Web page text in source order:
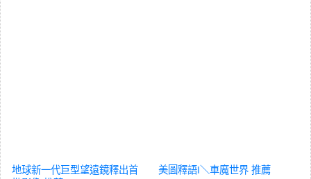
地球新一代巨型望遠鏡釋出首
美圖釋語‖＼車魔世界 推薦